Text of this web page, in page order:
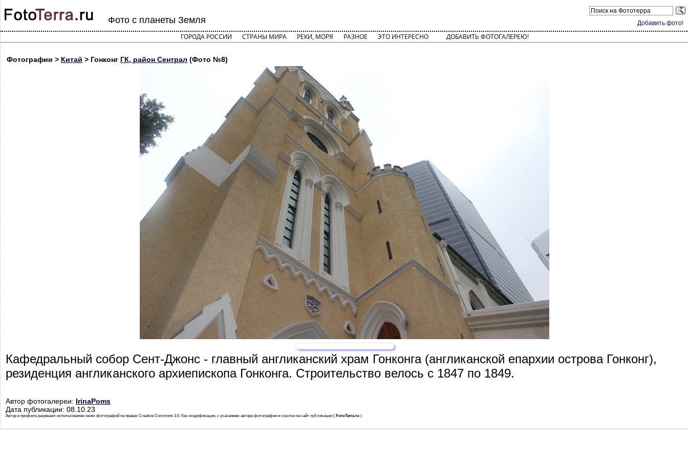
Добавить фото!
Фото с планеты Земля
ГОРОДА РОССИИ СТРАНЫ МИРА РЕКИ, МОРЯ РАЗНОЕ ЭТО ИНТЕРЕСНО ДОБАВИТЬ ФОТОГАЛЕРЕЮ!
Фотографии > Китай > Гонконг ГК, район Сентрал (Фото №8)
Кафедральный собор Сент-Джонс - главный англиканский храм Гонконга (англиканской епархии острова Гонконг),
резиденция англиканского архиепископа Гонконга. Строительство велось с 1847 по 1849.
Автор фотогалереи: IrinaPoms
Дата публикации: 08.10.23
Автор в профиле разрешил использование своих фотографий на правах Creative Commons 3.0, без модификации, с указанием автора фотографии и ссылки на сайт публикации ( FotoTerra.ru )